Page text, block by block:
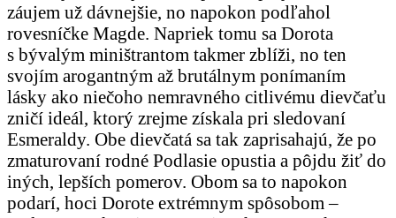
záujem už dávnejšie, no napokon podľahol
rovesníčke Magde. Napriek tomu sa Dorota
s bývalým miništrantom takmer zblíži, no ten
svojím arogantným až brutálnym ponímaním
lásky ako niečoho nemravného citlivému dievčaťu
zničí ideál, ktorý zrejme získala pri sledovaní
Esmeraldy. Obe dievčatá sa tak zaprisahajú, že po
zmaturovaní rodné Podlasie opustia a pôjdu žiť do
iných, lepších pomerov. Obom sa to napokon
podarí, hoci Dorote extrémnym spôsobom –